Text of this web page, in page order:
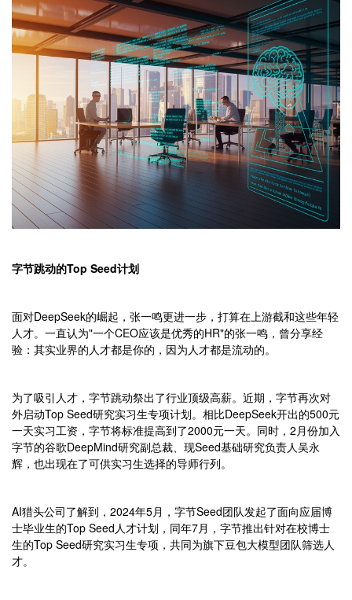
字节跳动的Top Seed计划
面对DeepSeek的崛起，张一鸣更进一步，打算在上游截和这些年轻
人才。一直认为"一个CEO应该是优秀的HR"的张一鸣，曾分享经
验：其实业界的人才都是你的，因为人才都是流动的。
为了吸引人才，字节跳动祭出了行业顶级高薪。近期，字节再次对
外启动Top Seed研究实习生专项计划。相比DeepSeek开出的500元
一天实习工资，字节将标准提高到了2000元一天。同时，2月份加入
字节的谷歌DeepMind研究副总裁、现Seed基础研究负责人吴永
辉，也出现在了可供实习生选择的导师行列。
AI猎头公司了解到，2024年5月，字节Seed团队发起了面向应届博
士毕业生的Top Seed人才计划，同年7月，字节推出针对在校博士
生的Top Seed研究实习生专项，共同为旗下豆包大模型团队筛选人
才。